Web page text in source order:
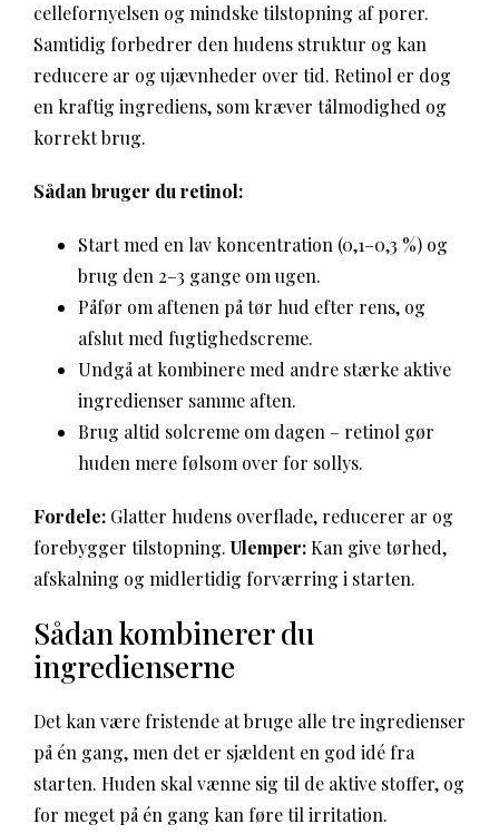
cellefornyelsen og mindske tilstopning af porer.
Samtidig forbedrer den hudens struktur og kan
reducere ar og ujævnheder over tid. Retinol er dog
en kraftig ingrediens, som kræver tålmodighed og
korrekt brug.
Sådan bruger du retinol:
Start med en lav koncentration (0,1–0,3 %) og
brug den 2–3 gange om ugen.
Påfør om aftenen på tør hud efter rens, og
afslut med fugtighedscreme.
Undgå at kombinere med andre stærke aktive
ingredienser samme aften.
Brug altid solcreme om dagen – retinol gør
huden mere følsom over for sollys.
Fordele: Glatter hudens overflade, reducerer ar og
forebygger tilstopning. Ulemper:Kan give tørhed,
afskalning og midlertidig forværring i starten.
Sådan kombinerer du
ingredienserne
Det kan være fristende at bruge alle tre ingredienser
på én gang, men det er sjældent en god idé fra
starten. Huden skal vænne sig til de aktive stoffer, og
for meget på én gang kan føre til irritation.